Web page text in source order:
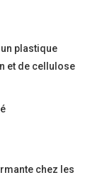
plastique
et de cellulose
chez les